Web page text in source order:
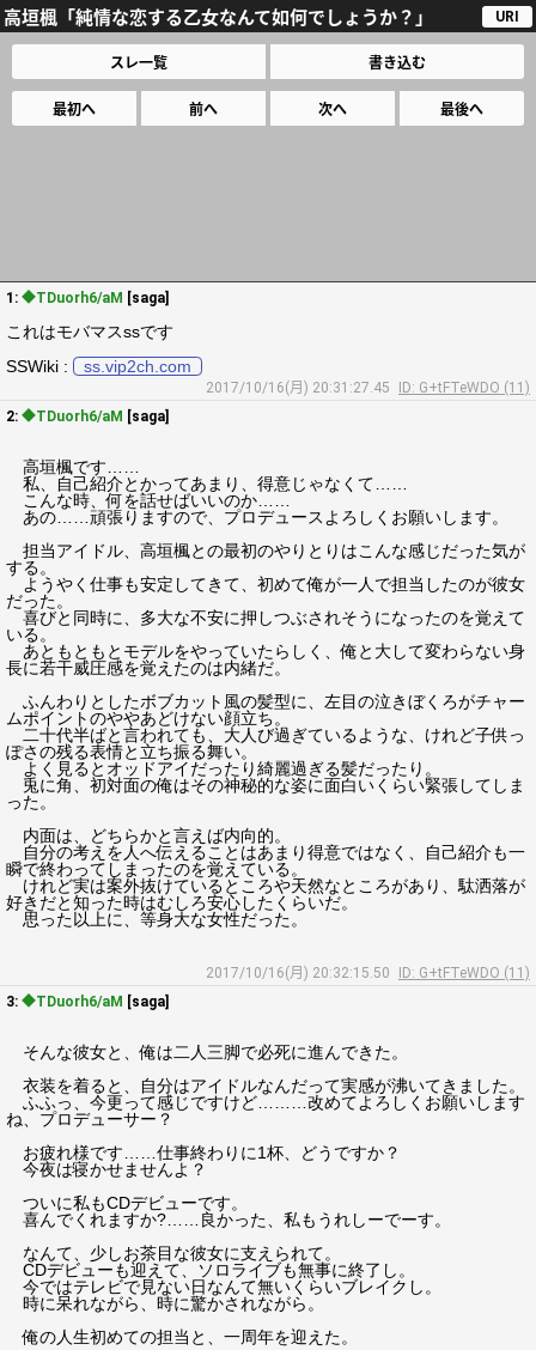
高垣楓「純情な恋する乙女なんて如何でしょうか？」 URI
スレ一覧 書き込む
最初へ 前へ 次へ 最後へ
1: ◆TDuorh6/aM [saga]
これはモバマスssです
SSWiki :
ss.vip2ch.com
2017/10/16(月) 20:31:27.45
ID: G+tFTeWDO (11)
2: ◆TDuorh6/aM [saga]
高垣楓です……
私、自己紹介とかってあまり、得意じゃなくて……
こんな時、何を話せばいいのか……
あの……頑張りますので、プロデュースよろしくお願いします。
担当アイドル、高垣楓との最初のやりとりはこんな感じだった気が
する。
ようやく仕事も安定してきて、初めて俺が一人で担当したのが彼女
だった。
喜びと同時に、多大な不安に押しつぶされそうになったのを覚えて
いる。
あともともとモデルをやっていたらしく、俺と大して変わらない身
長に若干威圧感を覚えたのは内緒だ。
ふんわりとしたボブカット風の髪型に、左目の泣きぼくろがチャー
ムポイントのややあどけない顔立ち。
二十代半ばと言われても、大人び過ぎているような、けれど子供っ
ぽさの残る表情と立ち振る舞い。
よく見るとオッドアイだったり綺麗過ぎる髪だったり。
兎に角、初対面の俺はその神秘的な姿に面白いくらい緊張してしま
った。
内面は、どちらかと言えば内向的。
自分の考えを人へ伝えることはあまり得意ではなく、自己紹介も一
瞬で終わってしまったのを覚えている。
けれど実は案外抜けているところや天然なところがあり、駄洒落が
好きだと知った時はむしろ安心したくらいだ。
思った以上に、等身大な女性だった。
2017/10/16(月) 20:32:15.50
ID: G+tFTeWDO (11)
3: ◆TDuorh6/aM [saga]
そんな彼女と、俺は二人三脚で必死に進んできた。
衣装を着ると、自分はアイドルなんだって実感が沸いてきました。
ふふっ、今更って感じですけど………改めてよろしくお願いします
ね、プロデューサー？
お疲れ様です……仕事終わりに1杯、どうですか？
今夜は寝かせませんよ？
ついに私もCDデビューです。
喜んでくれますか?……良かった、私もうれしーでーす。
なんて、少しお茶目な彼女に支えられて。
CDデビューも迎えて、ソロライブも無事に終了し。
今ではテレビで見ない日なんて無いくらいブレイクし。
時に呆れながら、時に驚かされながら。
俺の人生初めての担当と、一周年を迎えた。